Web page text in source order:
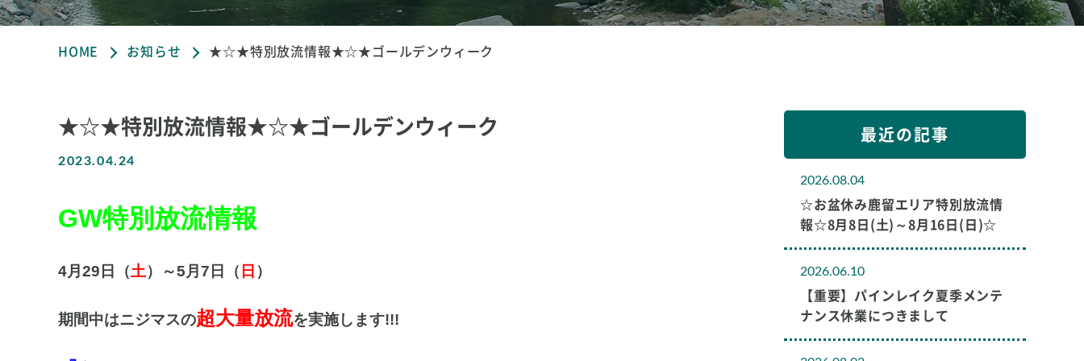
HOME お知らせ ★☆★特別放流情報★☆★ゴールデンウィーク
★☆★特別放流情報★☆★ゴールデンウィーク
2023.04.24
GW特別 放流情報
4月29日（土）～5月7日（ 日 ）
期間中はニジマスの超大量放流を実施します!!!
最近の記事
2026.08.04
☆お盆休み鹿留エリア特別放流情
報☆8月8日(土)～8月16日(日)☆
2026.06.10
【重要】パインレイク夏季メンテ
ナンス休業につきまして